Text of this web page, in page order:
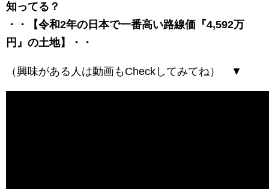
知ってる？
・・【令和2年の日本で一番高い路線価『4,592万
円』の土地】・・
（興味がある人は動画もCheckしてみてね） ▼